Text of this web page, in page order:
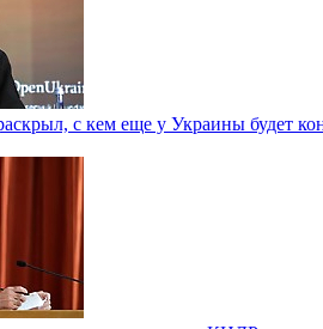
с кем еще у Украины будет